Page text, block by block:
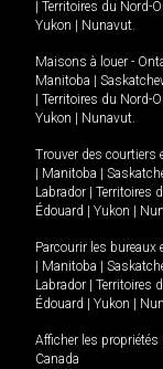
Territoires du Nord-
Yukon
Nunavut.
Maisons à louer -
Manitoba
Territoires du Nord-
Yukon
Nunavut.
Trouver des courtiers
Manitoba
Labrador
Territoires
Édouard
Yukon
Parcourir les bureaux
Manitoba
Labrador
Territoires
Édouard
Yukon
Afficher les propriétés
Canada